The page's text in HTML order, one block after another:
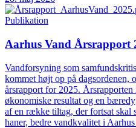
Publikation
Aarhus Vand Årsrapport
Vandforsyning som
kommet højt op på dagsordenen,
årsrapport for 2025.
økonomiske resultat og en
af en række tiltag, der fortsat skal
haner, bedre vandkvalitet i